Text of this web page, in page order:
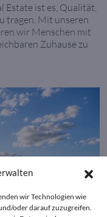
wir Technologien wie
oder darauf zuzugreifen.
Estate ist es, Qualität,
tragen. Mit unseren
wir Menschen mit
Zuhause zu